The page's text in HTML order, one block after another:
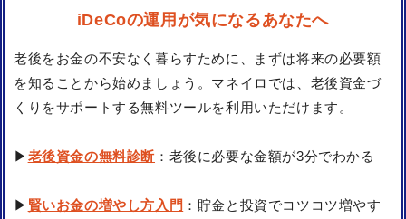
iDeCoの運用が気になるあなたへ
老後をお金の不安なく暮らすために、まずは将来の必要額
を知ることから始めましょう。マネイロでは、老後資金づ
くりをサポートする無料ツールを利用いただけます。
▶ 老後資金の無料診断 ：老後に必要な金額が3分でわかる
▶ 賢いお金の増やし方入門 ：貯金と投資でコツコツ増やす